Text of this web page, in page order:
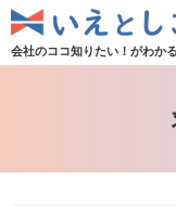
会社のココ知りたい！がわか